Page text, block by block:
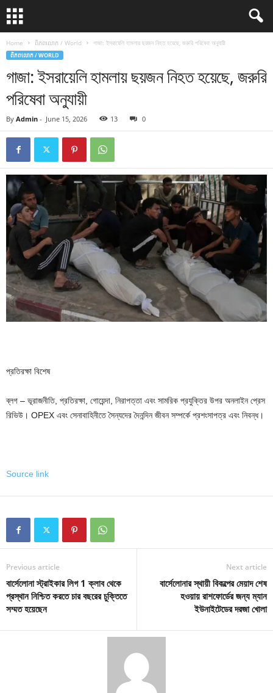
Home ពិភពលោក / World গাজা: ইসরায়েলি হামলায় ছয়জন নিহত হয়েছে, জরুরি পরিষেবা অনুযায়ী
ពិភពលោក / WORLD
গাজা: ইসরায়েলি হামলায় ছয়জন নিহত হয়েছে, জরুরি
পরিষেবা অনুযায়ী
By Admin - June 15, 2026 13 0
প্রতিরক্ষা বিশেষ
ব্লগ – ভূরাজনীতি, প্রতিরক্ষা, গোয়েন্দা, নিরাপত্তা এবং সামরিক প্রযুক্তির উপর অনলাইন প্রেস
রিভিউ। OPEX এবং সেনাবাহিনীতে সৈন্যদের দৈনন্দিন জীবন সম্পর্কে প্রশংসাপত্র এবং নিবন্ধ।
Source link
Previous article
বার্সেলোনা স্ট্রাইকার লিগ 1 ক্লাব থেকে
প্রস্থান নিশ্চিত করতে চার বছরের চুক্তিতে
সম্মত হয়েছেন
Next article
বার্সেলোনার স্থায়ী বিকল্পের মেয়াদ শেষ
হওয়ায় রাশফোর্ডের জন্য ম্যান
ইউনাইটেডের দরজা খোলা